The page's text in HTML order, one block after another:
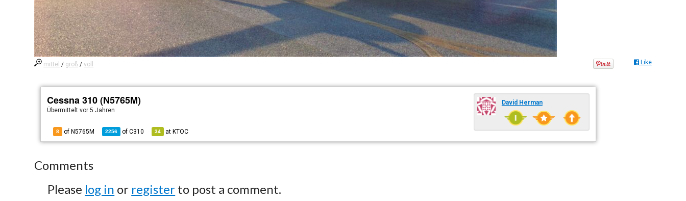
mittel / groß /voll Like
Cessna 310 (N5765M)
Übermitteltvor 5 Jahren
8 of N5765M 2256 ofC310 34 at KTOC
David Herman
Comments
Please log in or register to post a comment.